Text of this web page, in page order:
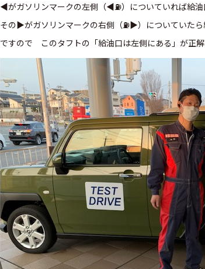
◀がガソリンマークの左側（◀⛽）についていれば給油
その▶がガソリンマークの右側（⛽▶）についていたら
ですので このタフトの「給油口は左側にある」が正